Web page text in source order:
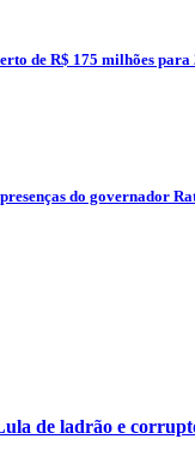
de R$ 175 milhões para
do governador
de ladrão e